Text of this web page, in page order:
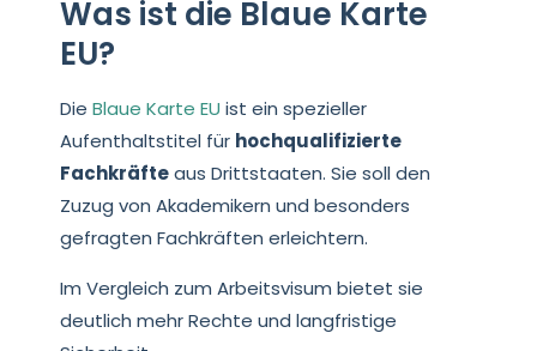
Was ist die Blaue Karte
EU?
Die Blaue Karte EU ist ein spezieller
Aufenthaltstitel für hochqualifizierte
Fachkräfteaus Drittstaaten. Sie soll den
Zuzug von Akademikern und besonders
gefragten Fachkräften erleichtern.
Im Vergleich zum Arbeitsvisum bietet sie
deutlich mehr Rechte und langfristige